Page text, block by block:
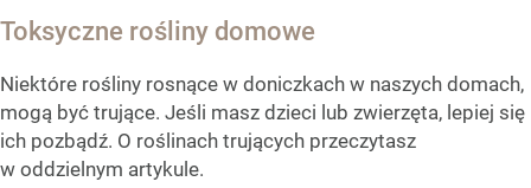
Toksyczne rośliny domowe
Niektóre rośliny rosnące w doniczkach w naszych domach,
mogą być trujące. Jeśli masz dzieci lub zwierzęta, lepiej się
ich pozbądź. O roślinach trujących przeczytasz
w oddzielnym artykule.